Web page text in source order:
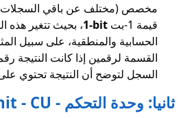
مخصص (مختلف عن باقي
قيمة 1-بت
1-bit، بحيث تتغير هذه
الحسابية والمنطقية، على سبيل
القسمة لرقمين إذا كانت النتيجة
السجل لتوضح أن النتيجة تحتوي
ثانيا: وحدة التحكم - Control Unit - CU